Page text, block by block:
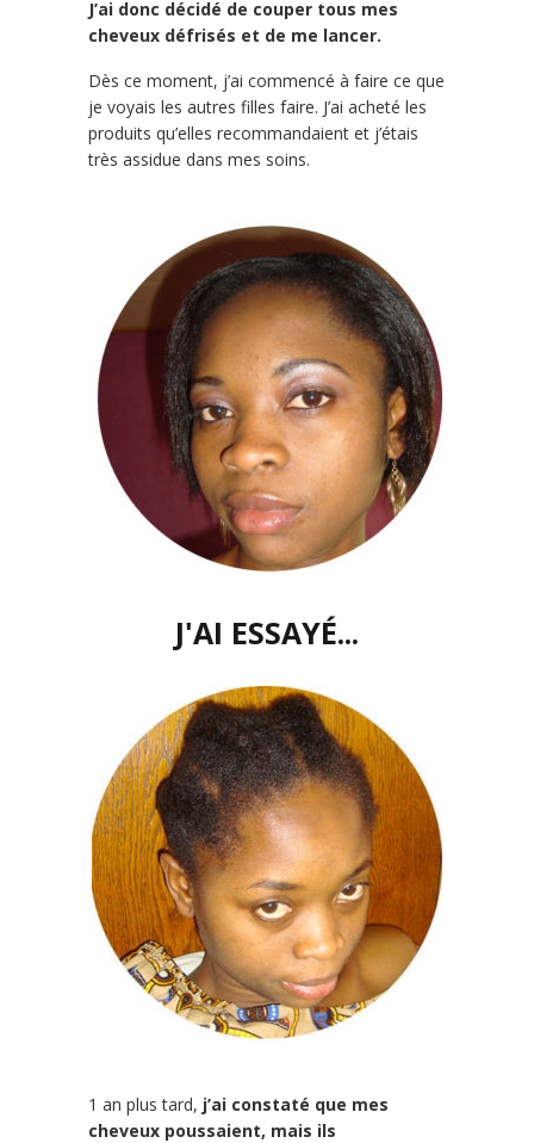
J’ai donc décidé de couper tous mes
cheveux défrisés et de me lancer.
Dès ce moment, j’ai commencé à faire ce que
je voyais les autres filles faire. J’ai acheté les
produits qu’elles recommandaient et j’étais
très assidue dans mes soins.
J'AI ESSAYÉ...
1 an plus tard, j’ai constaté que mes
cheveux poussaient, mais ils